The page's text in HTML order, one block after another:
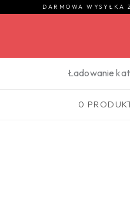
DARMOWA WYSYŁKA
Ładowanie
0